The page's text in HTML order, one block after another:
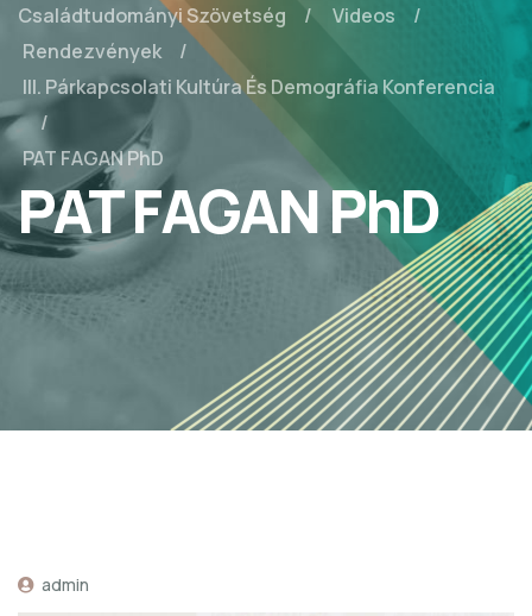
Családtudományi Szövetség
Videos
Rendezvények
III. Párkapcsolati Kultúra És Demográfia Konferencia
PAT FAGAN PhD
PAT FAGAN PhD
admin